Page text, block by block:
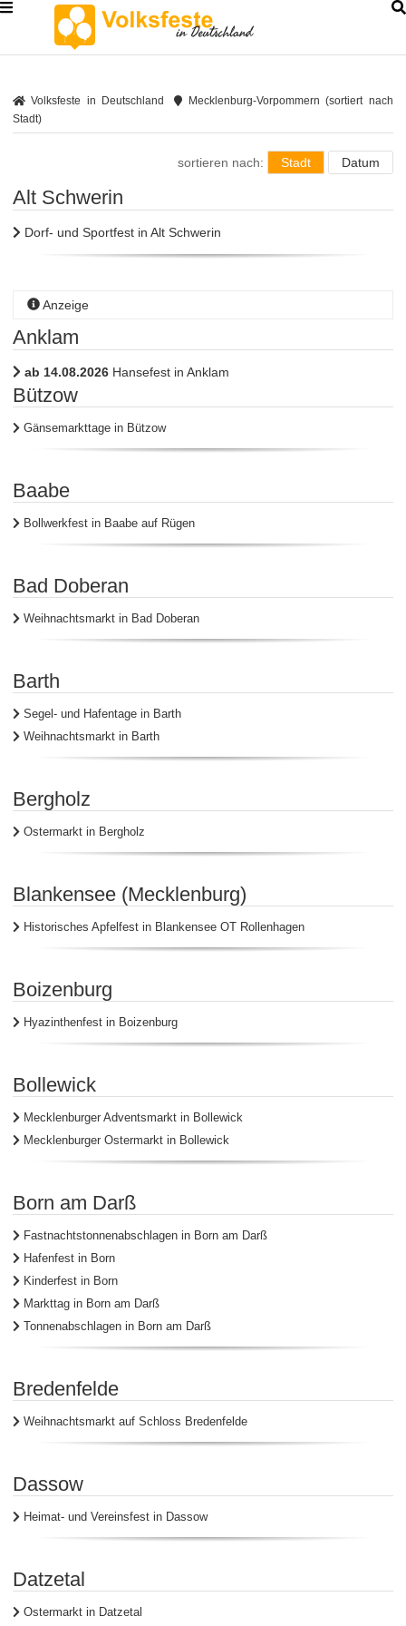
Volksfeste in Deutschland
Mecklenburg-Vorpommern (sortiert nach
Stadt)
sortieren nach: Stadt Datum
Alt Schwerin
Dorf- und Sportfest in Alt Schwerin
Anzeige
Anklam
ab 14.08.2026 Hansefest in Anklam
Bützow
Gänsemarkttage in Bützow
Baabe
Bollwerkfest in Baabe auf Rügen
Bad Doberan
Weihnachtsmarkt in Bad Doberan
Barth
Segel- und Hafentage in Barth
Weihnachtsmarkt in Barth
Bergholz
Ostermarkt in Bergholz
Blankensee (Mecklenburg)
Historisches Apfelfest in Blankensee OT Rollenhagen
Boizenburg
Hyazinthenfest in Boizenburg
Bollewick
Mecklenburger Adventsmarkt in Bollewick
Mecklenburger Ostermarkt in Bollewick
Born am Darß
Fastnachtstonnenabschlagen in Born am Darß
Hafenfest in Born
Kinderfest in Born
Markttag in Born am Darß
Tonnenabschlagen in Born am Darß
Bredenfelde
Weihnachtsmarkt auf Schloss Bredenfelde
Dassow
Heimat- und Vereinsfest in Dassow
Datzetal
Ostermarkt in Datzetal